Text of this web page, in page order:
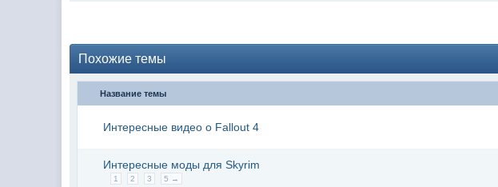
Похожие темы
Название темы
Интересные видео о Fallout 4
Интересные моды для Skyrim
1 2 3 5 →